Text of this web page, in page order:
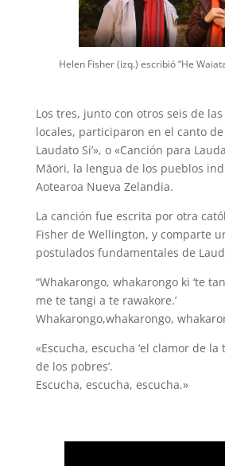
Helen Fisher (izq.) escribió “He
Los tres, junto con otros seis de
locales, participaron en el canto de
Laudato Si’», o «Canción para
Māori, la lengua de los pueblos
Aotearoa Nueva Zelandia.
La canción fue escrita por otra
Fisher de Wellington, y comparte
postulados fundamentales de
“Whakarongo, whakarongo ki ‘te
me te tangi a te rawakore.’
Whakarongo,whakarongo,
«Escucha, escucha ‘el clamor de
de los pobres’.
Escucha, escucha, escucha.»